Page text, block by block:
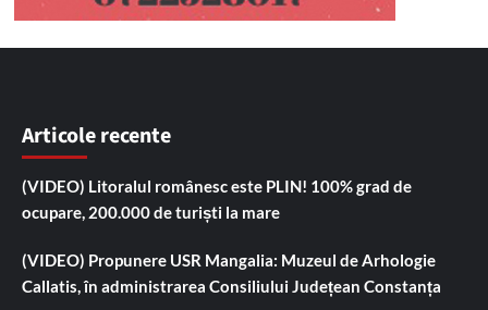
Articole recente
(VIDEO) Litoralul românesc este PLIN! 100% grad de
ocupare, 200.000 de turiști la mare
(VIDEO) Propunere USR Mangalia: Muzeul de Arhologie
Callatis, în administrarea Consiliului Județean Constanța